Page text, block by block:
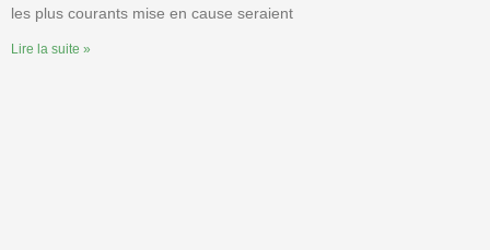
les plus courants mise en cause seraient
Lire la suite »